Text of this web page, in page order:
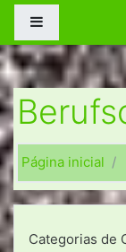
Ir para o conteúdo
Página inicial
Categorias de